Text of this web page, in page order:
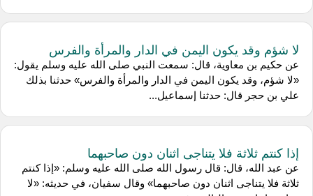
لا شؤم وقد يكون اليمن في الدار والمرأة والفرس
عن حكيم بن معاوية، قال: سمعت النبي صلى الله عليه وسلم يقول:
«لا شؤم، وقد يكون اليمن في الدار والمرأة والفرس» حدثنا بذلك
علي بن حجر قال: حدثنا إسماعيل...
إذا كنتم ثلاثة فلا يتناجى اثنان دون صاحبهما
عن عبد الله، قال: قال رسول الله صلى الله عليه وسلم: «إذا كنتم
ثلاثة فلا يتناجى اثنان دون صاحبهما» وقال سفيان، في حديثه: «لا